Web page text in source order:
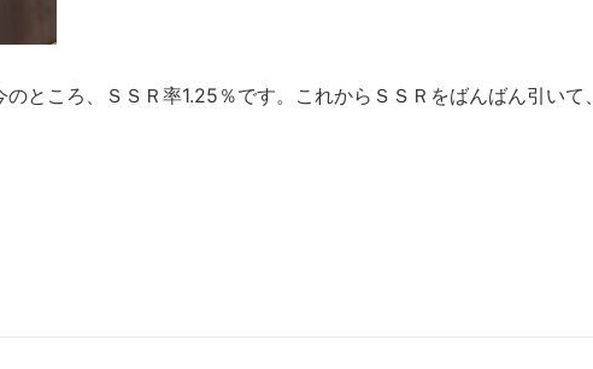
ところ、ＳＳＲ率1.25％です。これからＳＳＲをばんばん引いて、